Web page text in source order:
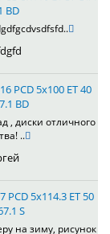
BD
PCD 5x100 ET 40
BD
, диски отличного
..
PCD 5x114.3 ET 50
S
на зиму, рисунок